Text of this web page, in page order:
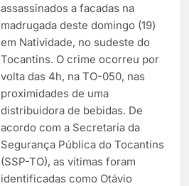
assassinados a facadas na
madrugada deste domingo (19)
em Natividade, no sudeste do
Tocantins. O crime ocorreu por
volta das 4h, na TO-050, nas
proximidades de uma
distribuidora de bebidas. De
acordo com a Secretaria da
Segurança Pública do Tocantins
(SSP-TO), as vítimas foram
identificadas como Otávio